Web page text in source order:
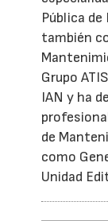
Pública
también
Grupo
IAN y ha
de
como
Unidad